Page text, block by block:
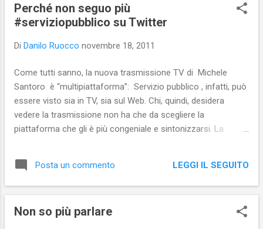
Perché non seguo più
#serviziopubblico su Twitter
Di Danilo Ruocco novembre 18, 2011
Come tutti sanno, la nuova trasmissione TV di Michele
Santoro è “multipiattaforma”: Servizio pubblico , infatti, può
essere visto sia in TV, sia sul Web. Chi, quindi, desidera
vedere la trasmissione non ha che da scegliere la
piattaforma che gli è più congeniale e sintonizzarsi. La
Twitter il cui utilizzo io trovo irritante e insensato al punto
che ieri sera ho deciso di cancellare “serviziopubblico”
dall’elenco delle persone che seguo. Infatti mi risulta
venga postata su Twitter. Se voglio seguire in diretta la
Posta un commento LEGGI IL SEGUITO
Non so più parlare